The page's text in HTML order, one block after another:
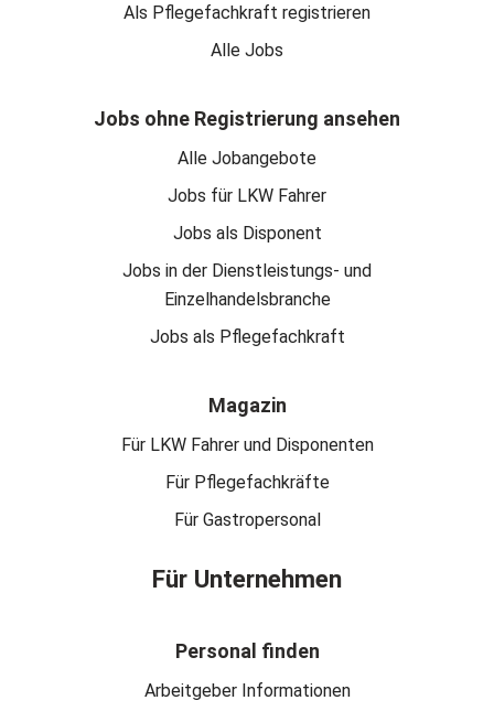
Als Pflegefachkraft registrieren
Alle Jobs
Jobs ohne Registrierung ansehen
Alle Jobangebote
Jobs für LKW Fahrer
Jobs als Disponent
Jobs in der Dienstleistungs- und
Einzelhandelsbranche
Jobs als Pflegefachkraft
Magazin
Für LKW Fahrer und Disponenten
Für Pflegefachkräfte
Für Gastropersonal
Für Unternehmen
Personal finden
Arbeitgeber Informationen